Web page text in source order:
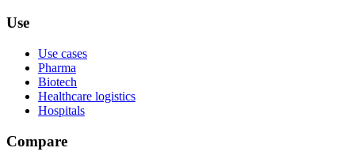
Use
Use cases
Pharma
Biotech
Healthcare logistics
Hospitals
Compare